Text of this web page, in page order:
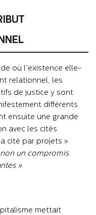
où l’existence elle-
relationnel, les
de justice y sont
différents
ensuite une grande
avec les cités
cité par projets »
non un compromis
».
mettait